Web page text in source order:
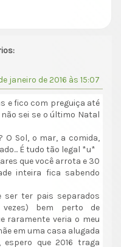
janeiro de 2016 às 15:07
e fico com preguiça até
não sei se o último Natal
O Sol, o mar, a comida,
É tudo tão legal *u*
que você arrota e 30
inteira fica sabendo
ser ter pais separados
bem perto de
raramente veria o meu
em uma casa alugada
que 2016 traga